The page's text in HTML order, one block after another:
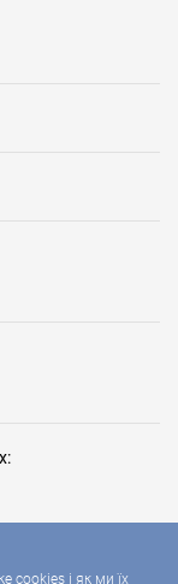
cookies і як ми їх